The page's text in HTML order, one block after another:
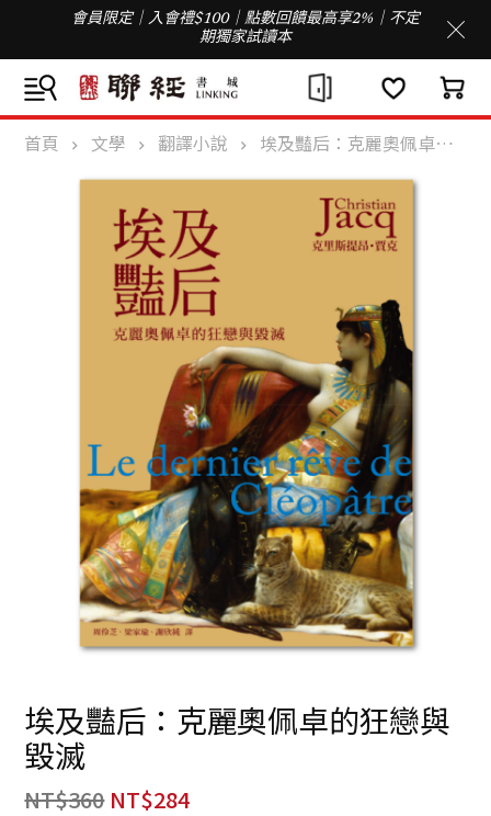
會員限定｜入會禮$100｜點數回饋最高享2%｜不定
期獨家試讀本
首頁 文學 翻譯小說 埃及豔后：克麗奧佩卓的狂戀與毀滅
埃及豔后：克麗奧佩卓的狂戀與
毀滅
NT$360 NT$284